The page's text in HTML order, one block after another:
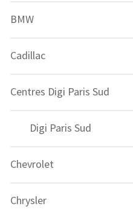
BMW
Cadillac
Centres Digi Paris Sud
Digi Paris Sud
Chevrolet
Chrysler